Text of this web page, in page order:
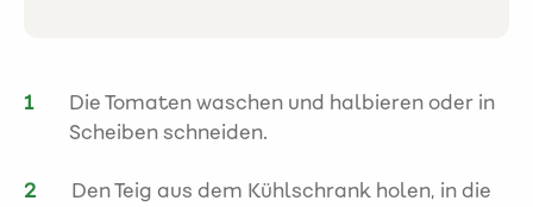
Die Tomaten waschen und halbieren oder in
Scheiben schneiden.
Den Teig aus dem Kühlschrank holen, in die